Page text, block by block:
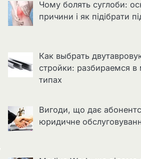
Чому болять суглоби:
причини і як підібрати
Как выбрать
стройки: разбираемся в
типах
Вигоди, що дає
юридичне